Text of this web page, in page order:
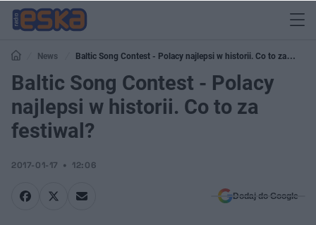
News
Baltic Song Contest - Polacy najlepsi w historii. Co to za
festiwal?
Baltic Song Contest - Polacy
najlepsi w historii. Co to za
festiwal?
2017-01-17 12:06
Dodaj do Google